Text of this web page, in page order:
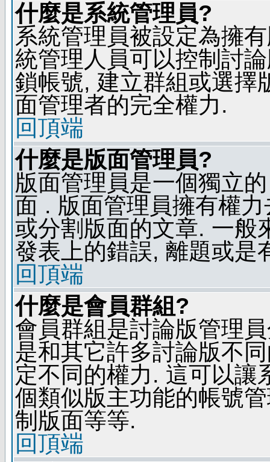
什麼是系統管理員?
系統管理員被設定為擁
統管理人員可以控制討
鎖帳號, 建立群組或選擇
面管理者的完全權力.
回頂端
什麼是版面管理員?
版面管理員是一個獨立
面 . 版面管理員擁有權
或分割版面的文章. 一般
發表上的錯誤, 離題或是
回頂端
什麼是會員群組?
會員群組是討論版管理
是和其它許多討論版不
定不同的權力. 這可以讓
個類似版主功能的帳號
制版面等等.
回頂端